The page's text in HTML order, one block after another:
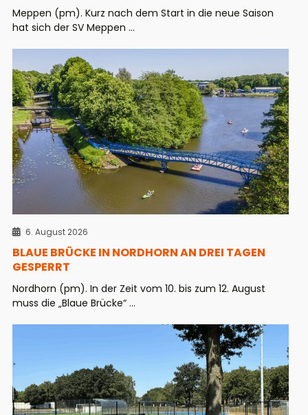
Meppen (pm). Kurz nach dem Start in die neue Saison
hat sich der SV Meppen ...
6. August 2026
BLAUE BRÜCKE IN NORDHORN AN DREI TAGEN
GESPERRT
Nordhorn (pm). In der Zeit vom 10. bis zum 12. August
muss die „Blaue Brücke“ ...